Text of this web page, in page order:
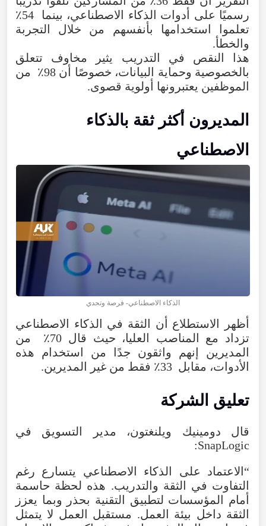
رسميًا على أدوات الذكاء الاصطناعي، بينما 54٪
تعلموا استخدامها بأنفسهم من خلال التجربة
والخطأ.
هذا النقص في التدريب يثير مخاوف تتعلق
بالخصوصية وحماية البيانات، خصوصًا أن 98٪ من
الموظفين يعتبرونها أولوية قصوى.
المديرون أكثر ثقة بالذكاء
الاصطناعي
الذكاء الاصطناعي- فرصة وتحدي
أظهر الاستطلاع أن الثقة في الذكاء الاصطناعي
تزداد مع المناصب العليا، حيث قال 70٪ من
المديرين إنهم واثقون جدًا من استخدام هذه
الأدوات، مقابل 33٪ فقط من غير المديرين.
تعليق الشركة
قال دومينيك ويلنغتون، مدير التسويق في
SnapLogic:
“الاعتماد على الذكاء الاصطناعي يتسارع رغم
التفاوت في الثقة والتدريب. هذه لحظة حاسمة
أمام المؤسسات لتطبيق التقنية بحذر وبما يعزز
الثقة داخل بيئة العمل. مستقبل العمل لا يتمثل